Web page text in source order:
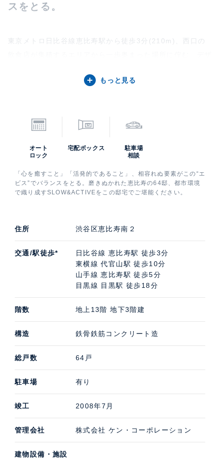
スをとる。
東京メトロ日比谷線恵比寿駅から徒歩3分(210m)、西口の
称：トレディレジデンシア恵比寿）。都心の利便性を享受し
かな暮らしが叶います。
エントランス・ロビー
木のデザインが印象的なエントランスが、入居者をやさしく
迎え入れます。街路樹の緑と調和し、道路から望むアプロー
チには、木目調の温もりと自然が織りなす上質な空間が広が
ります。夜には柔らかな光が加わり、昼とは異なる表情で美
もっと見る
オート
ロック
宅配ボックス
駐車場
相談
「心を癒すこと」「活発的であること」、相容れぬ要素がこの“エ
ビス”でバランスをとる。磨きぬかれた恵比寿の64邸、都市環境
で織り成すSLOW&ACTIVEをこの邸宅でご堪能ください。
住所 渋谷区恵比寿南２
交通/駅徒歩*
日比谷線 恵比寿駅 徒歩3分
東横線 代官山駅 徒歩10分
山手線 恵比寿駅 徒歩5分
目黒線 目黒駅 徒歩18分
階数 地上13階 地下3階建
構造 鉄骨鉄筋コンクリート造
総戸数 64戸
駐車場 有り
竣工 2008年7月
管理会社 株式会社 ケン・コーポレーション
建物設備・施設